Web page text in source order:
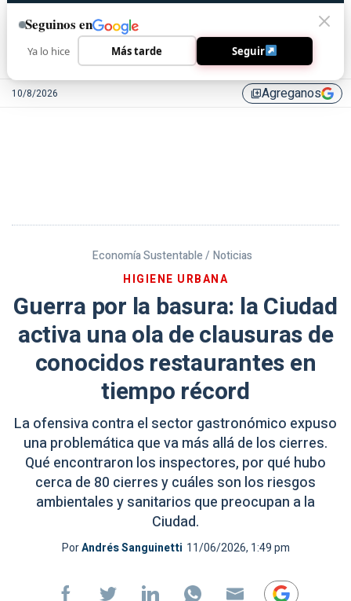
10/8/2026 library_addAgreganos
Economía Sustentable / Noticias
HIGIENE URBANA
Guerra por la basura: la Ciudad
activa una ola de clausuras de
conocidos restaurantes en
tiempo récord
La ofensiva contra el sector gastronómico expuso
una problemática que va más allá de los cierres.
Qué encontraron los inspectores, por qué hubo
cerca de 80 cierres y cuáles son los riesgos
ambientales y sanitarios que preocupan a la
Ciudad.
PorAndrés Sanguinetti 11/06/2026, 1:49 pm
Seguinos en
Ya lo hice Más tarde Seguir